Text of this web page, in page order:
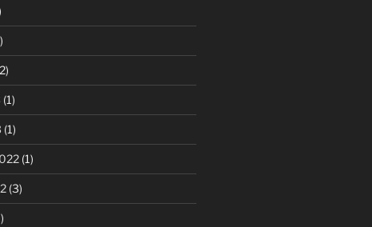
(1)
(1)
(1)
(3)